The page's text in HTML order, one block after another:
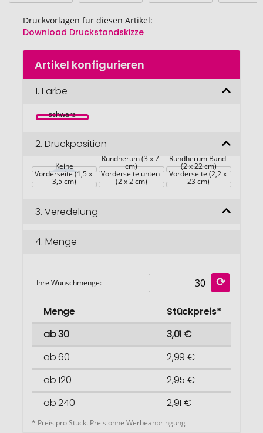
Druckvorlagen für diesen Artikel:
Download Druckstandskizze
Zum
Anfang
Bildgalerie
Artikel konfigurieren
1. Farbe
schwarz
2. Druckposition
Keine
Rundherum (3 x 7
cm)
Rundherum Band
(2 x 22 cm)
Vorderseite (1,5 x
3,5 cm)
Vorderseite unten
(2 x 2 cm)
Vorderseite (2,2 x
23 cm)
3. Veredelung
4. Menge
Ihre Wunschmenge:
Menge
Stückpreis*
ab 30
3,01 €
ab 60
2,99 €
ab 120
2,95 €
ab 240
2,91 €
* Preis pro Stück. Preis ohne Werbeanbringung